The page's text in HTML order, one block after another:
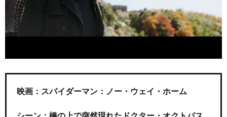
映画：スパイダーマン：ノー・ウェイ・ホーム